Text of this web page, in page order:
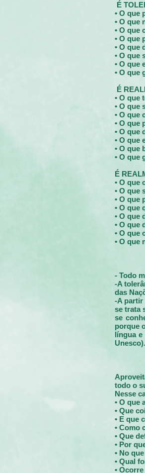
É
• O que
• O que
• O que
• O que
• O que
• O que
• O que
• O que
É
• O que
• O que
• O que
• O que
• O que
• O que
• O que
• O que
É
• O que
• O que
• O que
• O que
• O que
• O que
• O que
• O que
- Todo
-A
das
-A partir
se trata
se
porque
língua
Unesco).
todo o
Nesse
• O que
• Que
• E que
• Como
• Que
• Por
• No
• Qual
•